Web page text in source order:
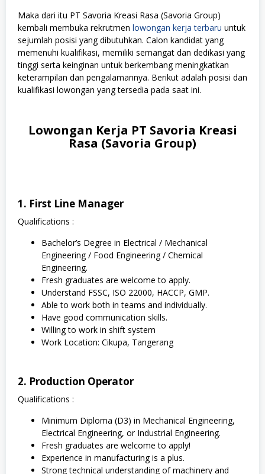
Maka dari itu PT Savoria Kreasi Rasa (Savoria Group)
kembali membuka rekrutmen lowongan kerja terbaru untuk
sejumlah posisi yang dibutuhkan. Calon kandidat yang
memenuhi kualifikasi, memiliki semangat dan dedikasi yang
tinggi serta keinginan untuk berkembang meningkatkan
keterampilan dan pengalamannya. Berikut adalah posisi dan
kualifikasi lowongan yang tersedia pada saat ini.
Lowongan Kerja PT Savoria Kreasi
Rasa (Savoria Group)
1. First Line Manager
Qualifications :
Bachelor’s Degree in Electrical / Mechanical
Engineering / Food Engineering / Chemical
Engineering.
Fresh graduates are welcome to apply.
Understand FSSC, ISO 22000, HACCP, GMP.
Able to work both in teams and individually.
Have good communication skills.
Willing to work in shift system
Work Location: Cikupa, Tangerang
2. Production Operator
Qualifications :
Minimum Diploma (D3) in Mechanical Engineering,
Electrical Engineering, or Industrial Engineering.
Fresh graduates are welcome to apply!
Experience in manufacturing is a plus.
Strong technical understanding of machinery and